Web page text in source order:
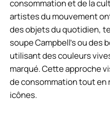
consommation et de la
artistes du mouvement
des objets du quotidien,
soupe Campbell’s ou des
utilisant des couleurs
marqué. Cette approche
de consommation tout en
icônes.